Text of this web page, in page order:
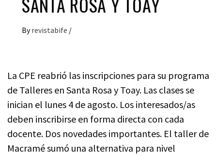
By revistabife /
La CPE reabrió las inscripciones para su programa
de Talleres en Santa Rosa y Toay. Las clases se
inician el lunes 4 de agosto. Los interesados/as
deben inscribirse en forma directa con cada
docente. Dos novedades importantes. El taller de
Macramé sumó una alternativa para nivel